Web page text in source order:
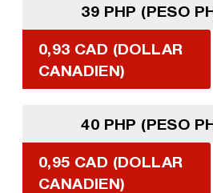
39 PHP (PESO
0,93 CAD (DOLLAR
CANADIEN)
40 PHP (PESO
0,95 CAD (DOLLAR
CANADIEN)